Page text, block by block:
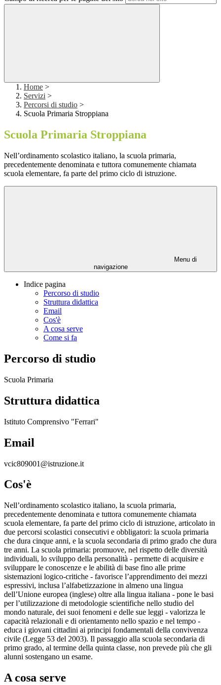
Home >
Servizi >
Percorsi di studio >
Scuola Primaria Stroppiana
Scuola Primaria Stroppiana
Nell’ordinamento scolastico italiano, la scuola primaria,
precedentemente denominata e tuttora comunemente chiamata
scuola elementare, fa parte del primo ciclo di istruzione.
Menu di
navigazione
Indice pagina
Percorso di studio
Struttura didattica
Email
Cos'è
A cosa serve
Come si fa
Percorso di studio
Scuola Primaria
Struttura didattica
Istituto Comprensivo "Ferrari"
Email
vcic809001@istruzione.it
Cos'è
Nell’ordinamento scolastico italiano, la scuola primaria,
precedentemente denominata e tuttora comunemente chiamata
scuola elementare, fa parte del primo ciclo di istruzione, articolato in
due percorsi scolastici consecutivi e obbligatori: la scuola primaria
che dura cinque anni, e la scuola secondaria di primo grado che dura
tre anni. La scuola primaria: promuove, nel rispetto delle diversità
individuali, lo sviluppo della personalità - permette di acquisire e
sviluppare le conoscenze e le abilità di base fino alle prime
sistemazioni logico-critiche - favorisce l’apprendimento dei mezzi
espressivi, inclusa l’alfabetizzazione in almeno una lingua
dell’Unione europea (inglese) oltre alla lingua italiana - pone le basi
per l’utilizzazione di metodologie scientifiche nello studio del
mondo naturale, dei suoi fenomeni e delle sue leggi - valorizza le
capacità relazionali e di orientamento nello spazio e nel tempo -
educa i giovani cittadini ai principi fondamentali della convivenza
civile (Legge 53 del 2003). Il passaggio alla scuola secondaria di
primo grado, al termine della quinta classe, non prevede più che gli
alunni sostengano un esame.
A cosa serve